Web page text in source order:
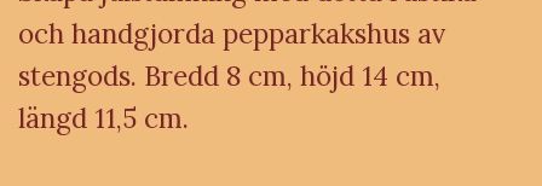
och handgjorda pepparkakshus av
stengods. Bredd 8 cm, höjd 14 cm,
längd 11,5 cm.